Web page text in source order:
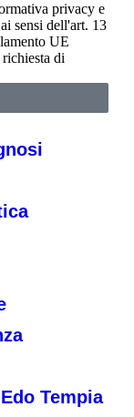
privacy e
sensi dell'art. 13
UE
richiesta di
Tempia